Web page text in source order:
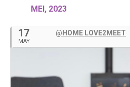
MEI, 2023
17
MAY
@HOME LOVE2MEET